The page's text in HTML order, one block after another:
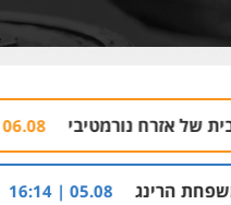
06.08 | 22:21 בת ים: בן 51 נעצר בחשד
05.08 | שלושה